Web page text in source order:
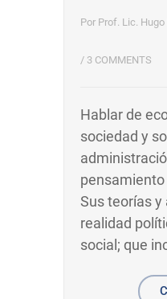
Por Prof. Lic.
/ 3 COMMENTS
Hablar de
sociedad y
pensamiento
Sus teorías y
realidad
social; que